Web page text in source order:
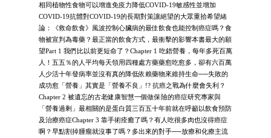
相同植物性食物可以增進免疫力降低COVID-19敏感性並增加
COVID-19抗體對COVID-19的長期對策讓絕望的大眾重拾希望緒
論：《救命飲食》風波控制心臟病的最佳飲食也能控制癌症嗎？食
物被宣判為毒藥？最正當的飲食方式，最衝擊的影響本書最大的願
望Part 1 我們比以前更短命了？Chapter 1 吃錯營養，每年多死百萬
人！五五％的人平均每天領用四種處方藥藥愈吃愈多，卻有六百萬
人少活十年發病率並沒有真的降低依賴藥物來維持生命──失敗的
成功愈「營養」其實是「營養不良」!? 抗癌之戰為什麼會失利？
Chapter 2 被遺忘的古老健康智慧一個做保險的癌症研究專家與
「營養過剩」最相關的是蛋白質三百五十年前就在呼籲以飲食預防
及治療癌症Chapter 3 靠手術痊癒了嗎？有人吃很多肉也沒得癌症
啊？早點割掉腫瘤就沒事了嗎？多出來的對手──放療和化療主流